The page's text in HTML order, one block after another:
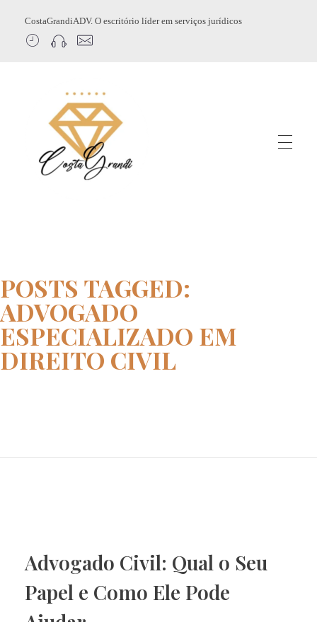
CostaGrandiADV. O escritório líder em serviços jurídicos
POSTS TAGGED:
ADVOGADO
ESPECIALIZADO EM
DIREITO CIVIL
Advogado Civil: Qual o Seu
Papel e Como Ele Pode